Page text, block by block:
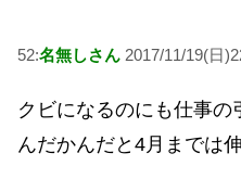
52:名無しさん 2017/11/19(日
クビになるのにも仕事
んだかんだと4月までは